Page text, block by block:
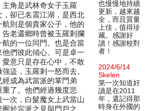
角是武林奇女子玉羅
卻已名震江湖，是西北
則是個貴家公子，他的
老還鄉時曾被玉羅剎攔
的一位同門。也是合當
們彼此傾心。可是卓一
意只是存在心中，不敢
盜，玉羅剎一怒而去。
成為武當派的掌門弟
了。他們經過幾度悲
次，白髮魔女上武當山
於宗派之見與門戶之
也慢慢地持續
更新，越來越
全，而且質量
上佳，值得珍
藏。感謝好
讀！感謝校對
者！
2024/6/14
Skelen
第一次知道好
讀是在2011
年，還記得那
時身在外國的